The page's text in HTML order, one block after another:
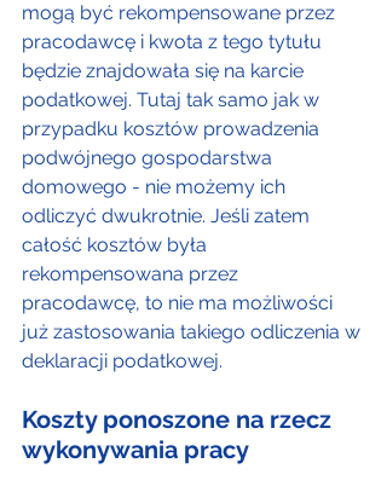
mogą być rekompensowane przez
pracodawcę i kwota z tego tytułu
będzie znajdowała się na karcie
podatkowej. Tutaj tak samo jak w
przypadku kosztów prowadzenia
podwójnego gospodarstwa
domowego - nie możemy ich
odliczyć dwukrotnie. Jeśli zatem
całość kosztów była
rekompensowana przez
pracodawcę, to nie ma możliwości
już zastosowania takiego odliczenia w
deklaracji podatkowej.
Koszty ponoszone na rzecz
wykonywania pracy